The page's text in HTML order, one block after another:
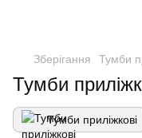
Зберігання Тумби
Тумби
Тумби приліжкові